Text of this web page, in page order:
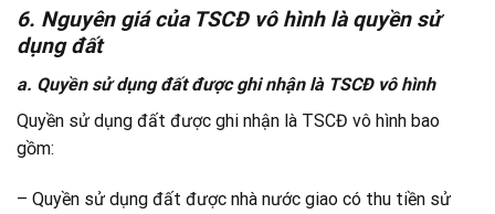
6. Nguyên giá của TSCĐ vô hình là quyền sử
dụng đất
a. Quyền sử dụng đất được ghi nhận là TSCĐ vô hình
Quyền sử dụng đất được ghi nhận là TSCĐ vô hình bao
gồm:
– Quyền sử dụng đất được nhà nước giao có thu tiền sử